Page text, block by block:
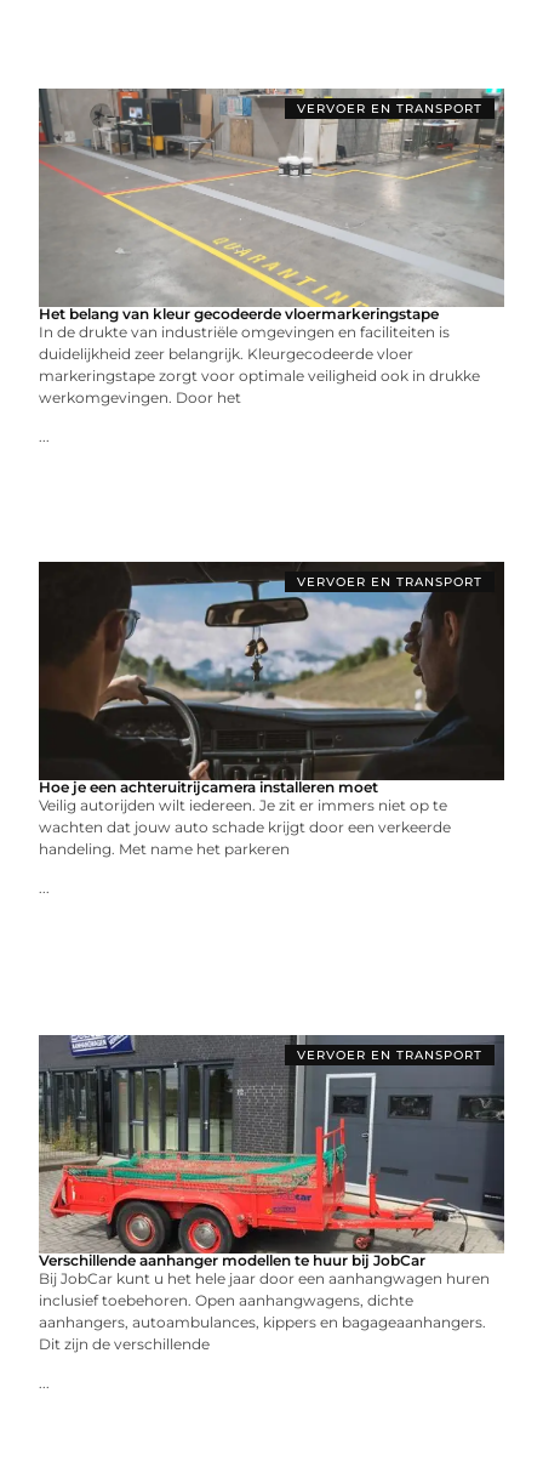
VERVOER EN TRANSPORT
Het belang van kleur gecodeerde vloermarkeringstape
In de drukte van industriële omgevingen en faciliteiten is
duidelijkheid zeer belangrijk. Kleurgecodeerde vloer
markeringstape zorgt voor optimale veiligheid ook in drukke
werkomgevingen. Door het
...
VERVOER EN TRANSPORT
Hoe je een achteruitrijcamera installeren moet
Veilig autorijden wilt iedereen. Je zit er immers niet op te
wachten dat jouw auto schade krijgt door een verkeerde
handeling. Met name het parkeren
...
VERVOER EN TRANSPORT
Verschillende aanhanger modellen te huur bij JobCar
Bij JobCar kunt u het hele jaar door een aanhangwagen huren
inclusief toebehoren. Open aanhangwagens, dichte
aanhangers, autoambulances, kippers en bagageaanhangers.
Dit zijn de verschillende
...